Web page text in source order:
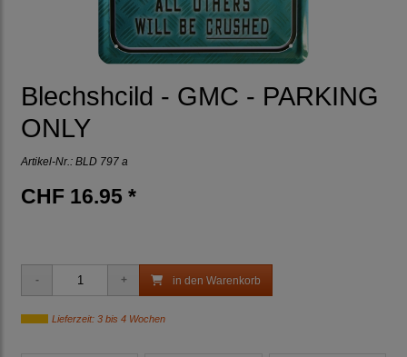
Blechshcild - GMC - PARKING
ONLY
Artikel-Nr.: BLD 797 a
CHF 16.95 *
in den Warenkorb
Lieferzeit: 3 bis 4 Wochen